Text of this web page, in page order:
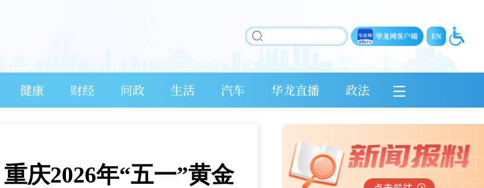
健康 财经 问政 生活 汽车 华龙直播 政法
庆2026年“五一”黄金